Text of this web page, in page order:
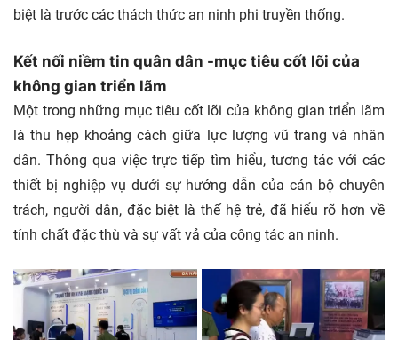
biệt là trước các thách thức an ninh phi truyền thống.
Kết nối niềm tin quân dân -mục tiêu cốt lõi của
không gian triển lãm
Một trong những mục tiêu cốt lõi của không gian triển lãm
là thu hẹp khoảng cách giữa lực lượng vũ trang và nhân
dân. Thông qua việc trực tiếp tìm hiểu, tương tác với các
thiết bị nghiệp vụ dưới sự hướng dẫn của cán bộ chuyên
trách, người dân, đặc biệt là thế hệ trẻ, đã hiểu rõ hơn về
tính chất đặc thù và sự vất vả của công tác an ninh.